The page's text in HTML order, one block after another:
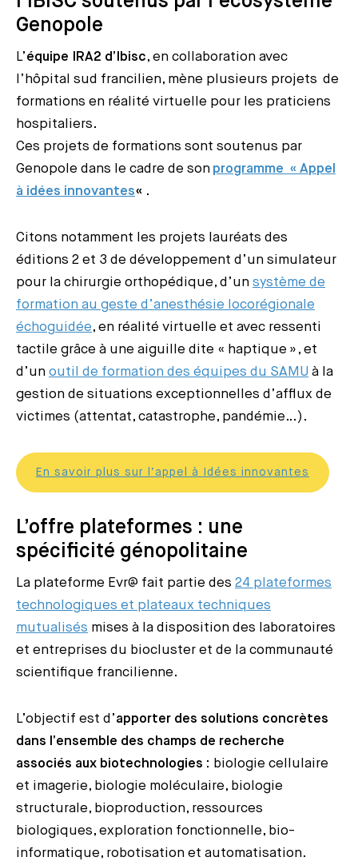
Genopole
L’équipe IRA2 d’Ibisc, en collaboration avec
l’hôpital sud francilien, mène plusieurs projets de
formations en réalité virtuelle pour les praticiens
hospitaliers.
Ces projets de formations sont soutenus par
Genopole dans le cadre de son programme « Appel
à idées innovantes« .
Citons notamment les projets lauréats des
éditions 2 et 3 de développement d’un simulateur
pour la chirurgie orthopédique, d’un système de
formation au geste d’anesthésie locorégionale
échoguidée, en réalité virtuelle et avec ressenti
tactile grâce à une aiguille dite « haptique », et
d’un outil de formation des équipes du SAMU à la
gestion de situations exceptionnelles d’afflux de
victimes (attentat, catastrophe, pandémie…).
En savoir plus sur l’appel à Idées innovantes
L’offre plateformes : une
spécificité génopolitaine
La plateforme Evr@ fait partie des 24 plateformes
technologiques et plateaux techniques
mutualisés mises à la disposition des laboratoires
et entreprises du biocluster et de la communauté
scientifique francilienne.
L’objectif est d’apporter des solutions concrètes
dans l’ensemble des champs de recherche
associés aux biotechnologies : biologie cellulaire
et imagerie, biologie moléculaire, biologie
structurale, bioproduction, ressources
biologiques, exploration fonctionnelle, bio-
informatique, robotisation et automatisation.